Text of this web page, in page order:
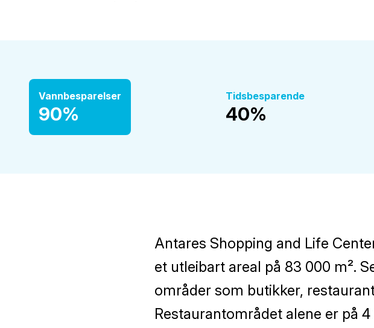
Vannbesparelser
90%
Tidsbesparende
40%
Antares Shopping and Life
et utleibart areal på 83 000 m².
områder som butikker,
Restaurantområdet alene er på